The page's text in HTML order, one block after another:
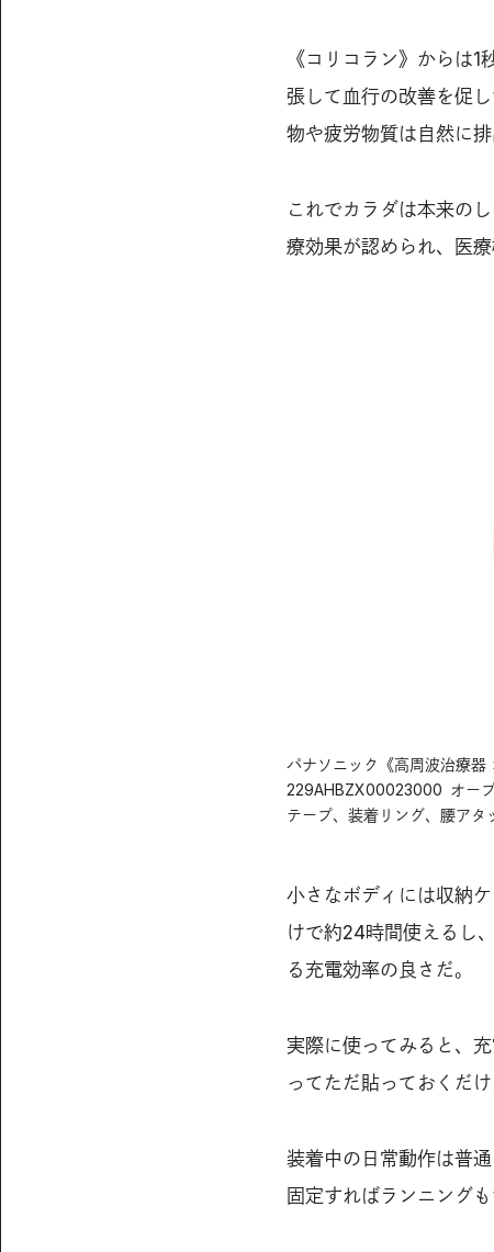
《コリコラン》からは
張して血行の改善を促
物や疲労物質は自然に排
これでカラダは本来の
療効果が認められ、医
パナソニック《高周波治療器
229AHBZX00023000 オー
テープ、装着リング、腰アタ
小さなボディには収納
けで約24時間使えるし
る充電効率の良さだ。
実際に使ってみると、
ってただ貼っておくだ
装着中の日常動作は普
固定すればランニング